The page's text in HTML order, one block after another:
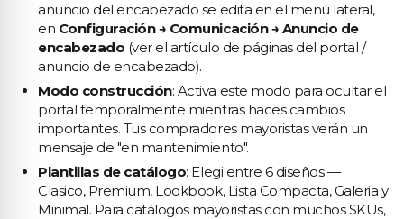
anuncio del encabezado se edita en el menú lateral,
en Configuración → Comunicación → Anuncio de
encabezado (ver el artículo de páginas del portal /
anuncio de encabezado).
Modo construcción: Activa este modo para ocultar el
portal temporalmente mientras haces cambios
importantes. Tus compradores mayoristas verán un
mensaje de "en mantenimiento".
Plantillas de catálogo: Elegi entre 6 diseños —
Clasico, Premium, Lookbook, Lista Compacta, Galeria y
Minimal. Para catálogos mayoristas con muchos SKUs,